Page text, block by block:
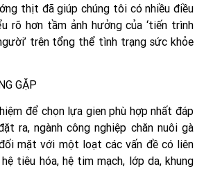
thịt đã giúp chúng tôi có nhiều điều
rõ hơn tầm ảnh hưởng của ‘tiến trình
trên tổng thể tình trạng sức khỏe
GẶP
để chọn lựa gien phù hợp nhất đáp
ra, ngành công nghiệp chăn nuôi gà
mặt với một loạt các vấn đề có liên
tiêu hóa, hệ tim mạch, lớp da, khung